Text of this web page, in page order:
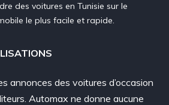
des voitures en Tunisie sur le
le plus facile et rapide.
annonces des voitures d’occasion
Automax ne donne aucune